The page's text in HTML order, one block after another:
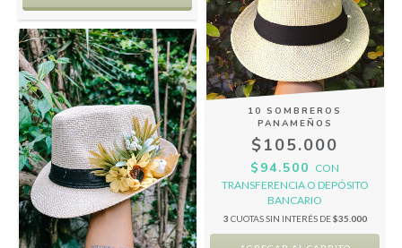
10 SOMBREROS
PANAMEÑOS
$105.000
$94.500 CON
TRANSFERENCIA O DEPÓSITO
BANCARIO
3 CUOTAS SIN INTERÉS DE$35.000